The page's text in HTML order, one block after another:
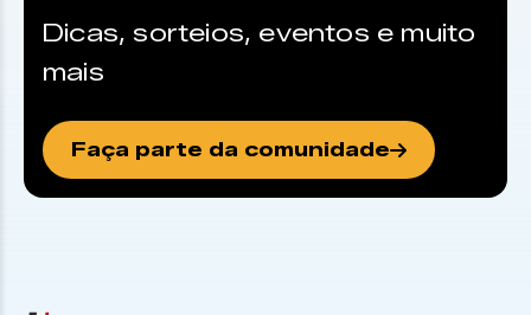
Dicas, sorteios, eventos e muito
mais
Faça parte da comunidade